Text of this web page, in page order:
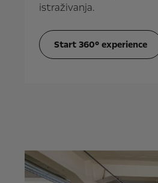
istraživanja.
Start 360° experience